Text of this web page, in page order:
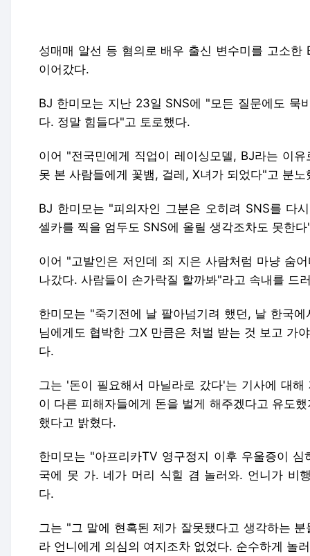
성매매 알선 등 혐의로 배우 출신 변수미를 고소한
이어갔다.
BJ 한미모는 지난 23일 SNS에 "모든 질문에도 묵
다. 정말 힘들다"고 토로했다.
이어 "전국민에게 직업이 레이싱모델, BJ라는 이
못 본 사람들에게 꽃뱀, 걸레, X녀가 되었다"고 분
BJ 한미모는 "피의자인 그분은 오히려 SNS를 다
셀카를 찍을 엄두도 SNS에 올릴 생각조차도 못한
이어 "고발인은 저인데 죄 지은 사람처럼 마냥 숨
나갔다. 사람들이 손가락질 할까봐"라고 속내를 드
한미모는 "죽기전에 날 팔아넘기려 했던, 날 한국
님에게도 협박한 그X 만큼은 처벌 받는 것 보고 가
다.
그는 '돈이 필요해서 마닐라로 갔다'는 기사에 대
이 다른 피해자들에게 돈을 벌게 해주겠다고 유도
했다고 밝혔다.
한미모는 "아프리카TV 영구정지 이후 우울증이
국에 못 가. 네가 머리 식힐 겸 놀러와. 언니가 비
다.
그는 "그 말에 현혹된 제가 잘못됐다고 생각하는
라 언니에게 의심의 여지조차 없었다. 순수하게 놀